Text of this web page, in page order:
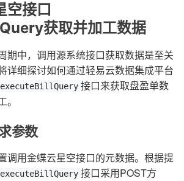
空接口
获取并加工数据
期中，调用源系统接口获取数据是至关
详细探讨如何通过轻易云数据集成平台
executeBillQuery 接口来获取盘盈单数
参数
调用金蝶云星空接口的元数据。根据提
executeBillQuery 接口采用POST方